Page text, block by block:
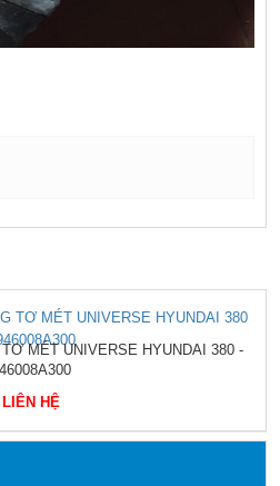
MÉT UNIVERSE HYUNDAI 380 -
LIÊN HỆ